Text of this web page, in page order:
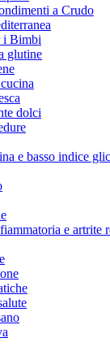
a Crudo
i Bimbi
glutine
dolci
e basso indice
e artrite